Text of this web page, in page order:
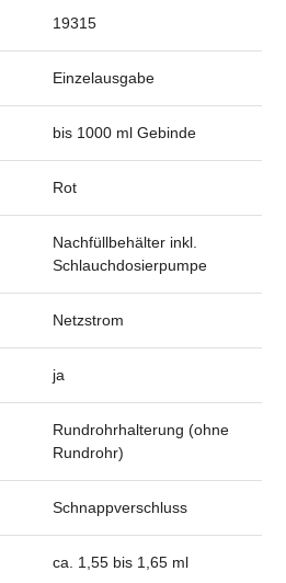
19315
Einzelausgabe
bis 1000 ml Gebinde
Rot
Nachfüllbehälter inkl.
Schlauchdosierpumpe
Netzstrom
ja
Rundrohrhalterung (ohne
Rundrohr)
Schnappverschluss
ca. 1,55 bis 1,65 ml